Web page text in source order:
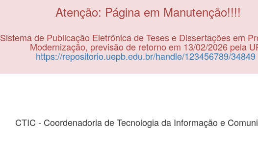
Atenção: Página em Manutenção!!!!
Sistema de Publicação Eletrônica de Teses e Dissertações em
Modernização, previsão de retorno em 13/02/2026 pela
https://repositorio.uepb.edu.br/handle/123456789/34849
CTIC - Coordenadoria de Tecnologia da Informação e